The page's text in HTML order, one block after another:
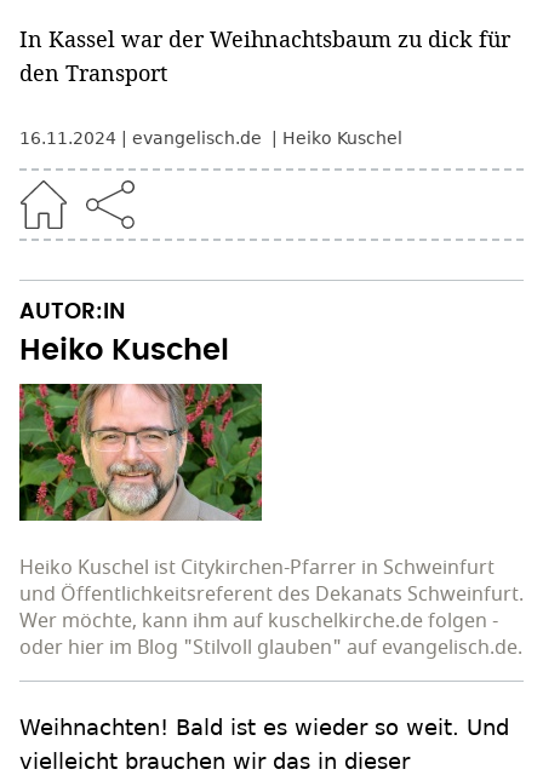
In Kassel war der Weihnachtsbaum zu dick für
den Transport
16.11.2024 evangelisch.de Heiko Kuschel
AUTOR:IN
Heiko Kuschel
Heiko Kuschel ist Citykirchen-Pfarrer in Schweinfurt
und Öffentlichkeitsreferent des Dekanats Schweinfurt.
Wer möchte, kann ihm auf kuschelkirche.de folgen -
oder hier im Blog "Stilvoll glauben" auf evangelisch.de.
Weihnachten! Bald ist es wieder so weit. Und
vielleicht brauchen wir das in dieser